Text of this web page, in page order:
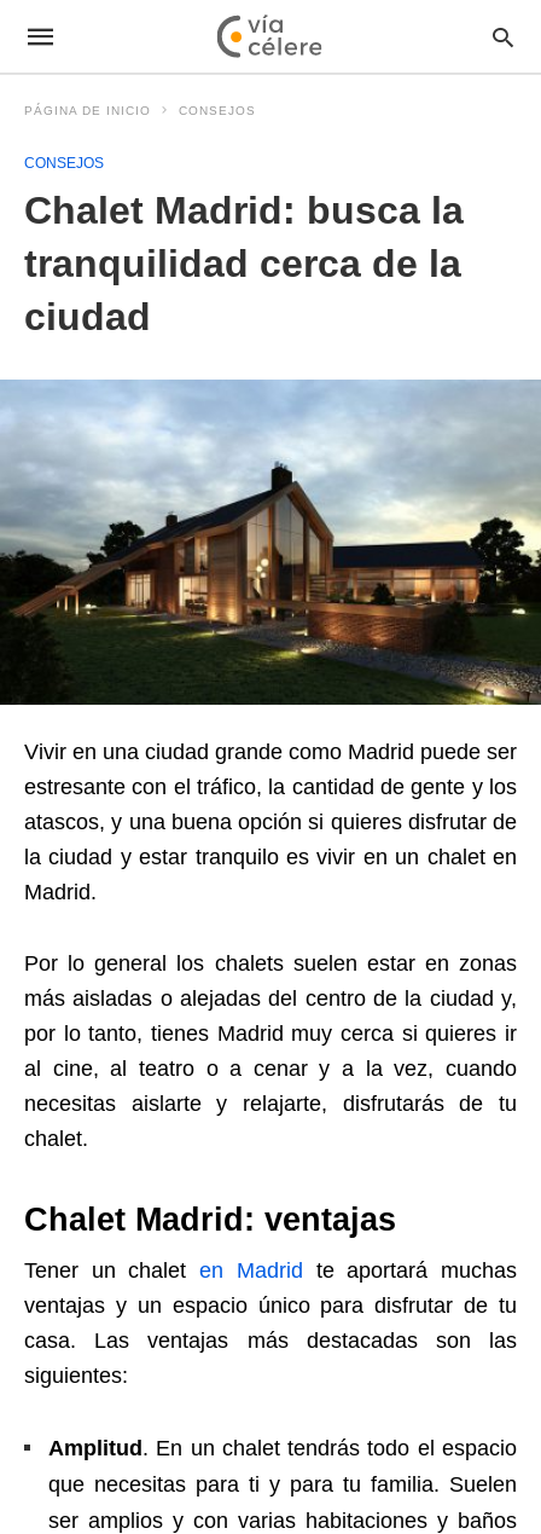
PÁGINA DE INICIO CONSEJOS
CONSEJOS
Chalet Madrid: busca la
tranquilidad cerca de la
ciudad
Vivir en una ciudad grande como Madrid puede ser
estresante con el tráfico, la cantidad de gente y los
atascos, y una buena opción si quieres disfrutar de
la ciudad y estar tranquilo es vivir en un chalet en
Madrid.
Por lo general los chalets suelen estar en zonas
más aisladas o alejadas del centro de la ciudad y,
por lo tanto, tienes Madrid muy cerca si quieres ir
al cine, al teatro o a cenar y a la vez, cuando
necesitas aislarte y relajarte, disfrutarás de tu
chalet.
Chalet Madrid: ventajas
Tener un chaleten Madrid te aportará muchas
ventajas y un espacio único para disfrutar de tu
casa. Las ventajas más destacadas son las
siguientes:
Amplitud. En un chalet tendrás todo el espacio
que necesitas para ti y para tu familia. Suelen
ser amplios y con varias habitaciones y baños